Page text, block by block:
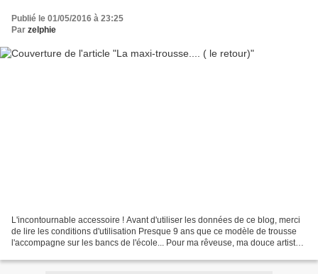
Publié le 01/05/2016 à 23:25
Par zelphie
L'incontournable accessoire ! Avant d'utiliser les données de ce blog, merci
de lire les conditions d'utilisation Presque 9 ans que ce modèle de trousse
l'accompagne sur les bancs de l'école... Pour ma rêveuse, ma douce artiste...